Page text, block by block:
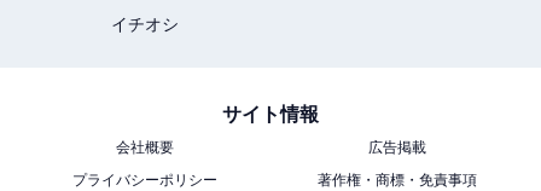
イチオシ
サイト情報
会社概要
広告掲載
プライバシーポリシー
著作権・商標・免責事項